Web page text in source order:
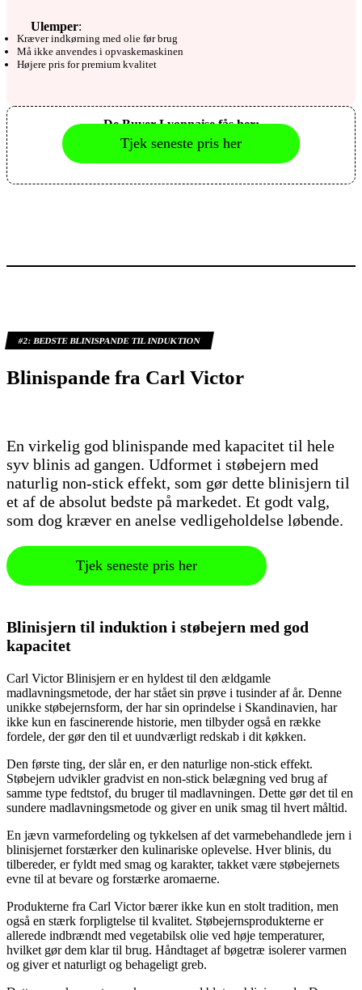
Ulemper:
Kræver indkørning med olie før brug
Må ikke anvendes i opvaskemaskinen
Højere pris for premium kvalitet
De Buyer Lyonnaise fås her:
Tjek seneste pris her
#2:BEDSTE BLINISPANDE TIL INDUKTION
Blinispande fra Carl Victor
En virkelig god blinispande med kapacitet til hele
syv blinis ad gangen. Udformet i støbejern med
naturlig non-stick effekt, som gør dette blinisjern til
et af de absolut bedste på markedet. Et godt valg,
som dog kræver en anelse vedligeholdelse løbende.
Tjek seneste pris her
Blinisjern til induktion i støbejern med god
kapacitet
Carl Victor Blinisjern er en hyldest til den ældgamle
madlavningsmetode, der har stået sin prøve i tusinder af år. Denne
unikke støbejernsform, der har sin oprindelse i Skandinavien, har
ikke kun en fascinerende historie, men tilbyder også en række
fordele, der gør den til et uundværligt redskab i dit køkken.
Den første ting, der slår en, er den naturlige non-stick effekt.
Støbejern udvikler gradvist en non-stick belægning ved brug af
samme type fedtstof, du bruger til madlavningen. Dette gør det til en
sundere madlavningsmetode og giver en unik smag til hvert måltid.
En jævn varmefordeling og tykkelsen af det varmebehandlede jern i
blinisjernet forstærker den kulinariske oplevelse. Hver blinis, du
tilbereder, er fyldt med smag og karakter, takket være støbejernets
evne til at bevare og forstærke aromaerne.
Produkterne fra Carl Victor bærer ikke kun en stolt tradition, men
også en stærk forpligtelse til kvalitet. Støbejernsprodukterne er
allerede indbrændt med vegetabilsk olie ved høje temperaturer,
hvilket gør dem klar til brug. Håndtaget af bøgetræ isolerer varmen
og giver et naturligt og behageligt greb.